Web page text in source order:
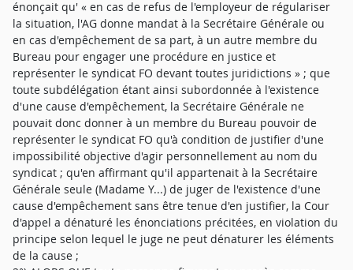
énonçait qu' « en cas de refus de l'employeur de régulariser
la situation, l'AG donne mandat à la Secrétaire Générale ou
en cas d'empêchement de sa part, à un autre membre du
Bureau pour engager une procédure en justice et
représenter le syndicat FO devant toutes juridictions » ; que
toute subdélégation étant ainsi subordonnée à l'existence
d'une cause d'empêchement, la Secrétaire Générale ne
pouvait donc donner à un membre du Bureau pouvoir de
représenter le syndicat FO qu'à condition de justifier d'une
impossibilité objective d'agir personnellement au nom du
syndicat ; qu'en affirmant qu'il appartenait à la Secrétaire
Générale seule (Madame Y...) de juger de l'existence d'une
cause d'empêchement sans être tenue d'en justifier, la Cour
d'appel a dénaturé les énonciations précitées, en violation du
principe selon lequel le juge ne peut dénaturer les éléments
de la cause ;